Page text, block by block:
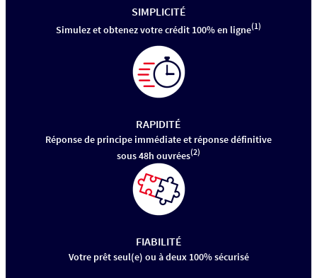
SIMPLICITÉ
Simulez et obtenez votre crédit 100% en ligne(1)
RAPIDITÉ
Réponse de principe immédiate et réponse définitive
sous 48h ouvrées(2)
FIABILITÉ
Votre prêt seul(e) ou à deux 100% sécurisé